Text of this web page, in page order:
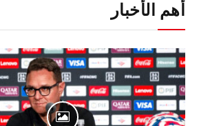
أهم الأخبار